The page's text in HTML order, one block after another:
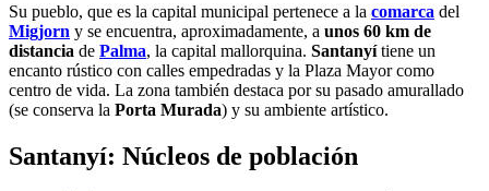
Su pueblo, que es la capital municipal pertenece a la comarca del
Migjorn y se encuentra, aproximadamente, a unos 60 km de
distancia de Palma, la capital mallorquina. Santanyítiene un
encanto rústico con calles empedradas y la Plaza Mayor como
centro de vida. La zona también destaca por su pasado amurallado
(se conserva la Porta Murada) y su ambiente artístico.
Santanyí: Núcleos de población